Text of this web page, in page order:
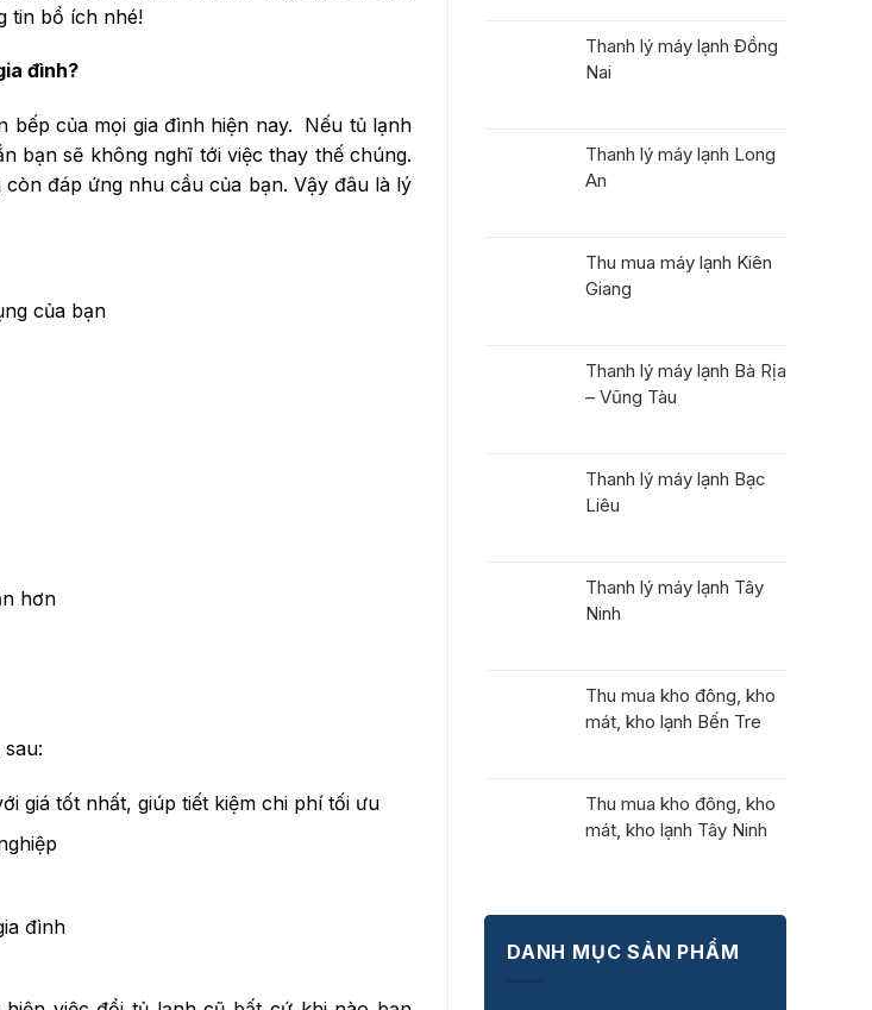
tin bổ ích nhé!
đình?
của mọi gia đình hiện nay. Nếu tủ lạnh
bạn sẽ không nghĩ tới việc thay thế chúng.
đáp ứng nhu cầu của bạn. Vậy đâu là lý
của bạn
hơn
giá tốt nhất, giúp tiết kiệm chi phí tối ưu
đình
Thanh lý máy lạnh Đồng
Nai
Thanh lý máy lạnh Long
An
Thu mua máy lạnh Kiên
Giang
Thanh lý máy lạnh Bà Rịa
– Vũng Tàu
Thanh lý máy lạnh Bạc
Liêu
Thanh lý máy lạnh Tây
Ninh
Thu mua kho đông, kho
mát, kho lạnh Bến Tre
Thu mua kho đông, kho
mát, kho lạnh Tây Ninh
DANH MỤC SẢN PHẨM